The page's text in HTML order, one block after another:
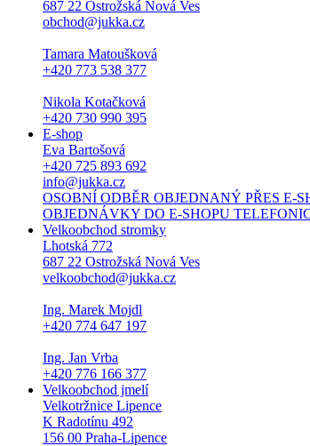
687 22 Ostrožská Nová Ves
obchod@jukka.cz
Tamara Matoušková
+420 773 538 377
Nikola Kotačková
+420 730 990 395
E-shop
Eva Bartošová
+420 725 893 692
info@jukka.cz
OSOBNÍ ODBĚR OBJEDNANÝ PŘES E-
OBJEDNÁVKY DO E-SHOPU
Velkoobchod stromky
Lhotská 772
687 22 Ostrožská Nová Ves
velkoobchod@jukka.cz
Ing. Marek Mojdl
+420 774 647 197
Ing. Jan Vrba
+420 776 166 377
Velkoobchod jmelí
Velkotržnice Lipence
K Radotínu 492
156 00 Praha-Lipence